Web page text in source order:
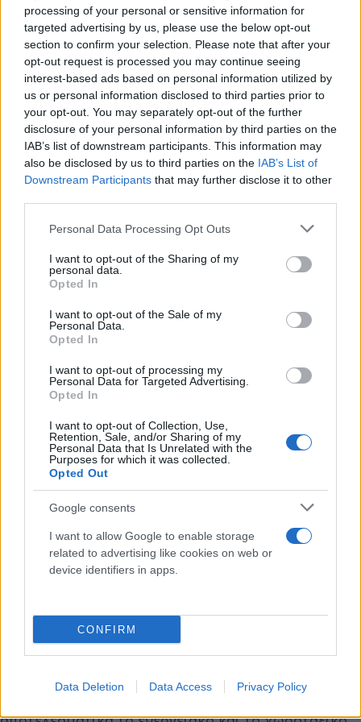
processing of your personal or sensitive information for
targeted advertising by us, please use the below opt-out
section to confirm your selection. Please note that after your
opt-out request is processed you may continue seeing
interest-based ads based on personal information utilized by
us or personal information disclosed to third parties prior to
your opt-out. You may separately opt-out of the further
disclosure of your personal information by third parties on the
IAB’s list of downstream participants. This information may
also be disclosed by us to third parties on the IAB’s List of
Downstream Participants that may further disclose it to other
Please note that this website/app uses one or more Google
not limited to your visit or usage behaviour. You may click to
grant or deny consent to Google and its third-party tags to
use your data for below specified purposes in below Google
consent section.
Personal Data Processing Opt Outs
I want to opt-out of the Sharing of my
personal data.
Opted In
I want to opt-out of the Sale of my
Personal Data.
Opted In
I want to opt-out of processing my
Personal Data for Targeted Advertising.
Opted In
I want to opt-out of Collection, Use,
Retention, Sale, and/or Sharing of my
Personal Data that Is Unrelated with the
Purposes for which it was collected.
Opted Out
Google consents
I want to allow Google to enable storage
related to advertising like cookies on web or
device identifiers in apps.
CONFIRM
Data Deletion Data Access Privacy Policy
νέου αναπτυξιακού νόμου που αφορά στη
μεταποίηση με 150 εκατ. ευρώ ενισχύεις και
φοροαπαλλαγές για σημαντικά επενδυτικά σχέδια
σε ολόκληρη την Ελλάδα».
Σχολίασε πως «είναι κρίσιμη ανάγκη να ενισχυθεί η
σύγχρονη βιομηχανία που αποτελεί τη βάση της
οικονομίας, οι νέες τεχνολογίες και η καινοτομία».
Επίσης, ανέφερε την ανάγκη να αντιμετωπιστεί